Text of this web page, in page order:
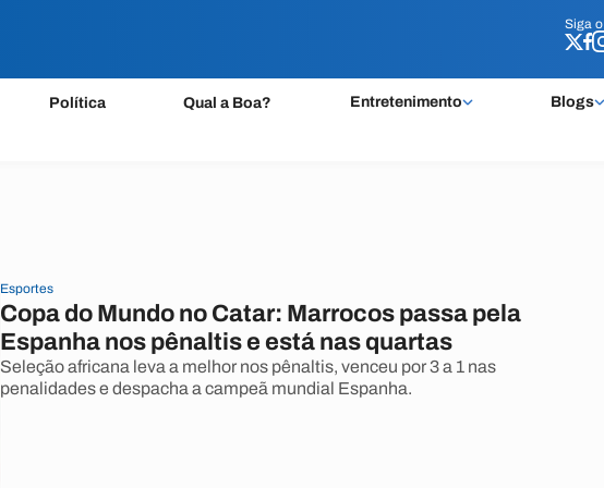
Siga o
Política Qual a Boa? Entretenimento Blogs
Siga o
Esportes
Copa do Mundo no Catar: Marrocos passa pela
Espanha nos pênaltis e está nas quartas
Seleção africana leva a melhor nos pênaltis, venceu por 3 a 1 nas
penalidades e despacha a campeã mundial Espanha.